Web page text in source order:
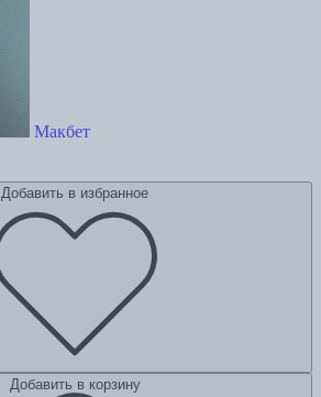
Макбет
Добавить в избранное
Добавить в корзину